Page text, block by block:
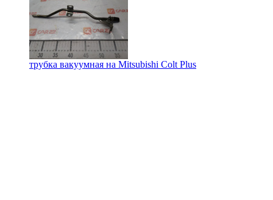
трубка вакуумная на Mitsubishi Colt Plus